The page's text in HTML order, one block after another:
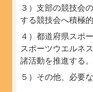
３）支部の競技会
する競技会へ積極
４）都道府県スポ
スポーツウエルネ
諸活動を推進する。
５）その他、必要